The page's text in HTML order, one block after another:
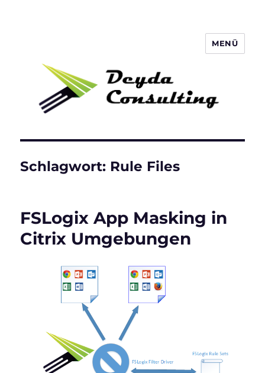
MENÜ
Schlagwort: Rule Files
FSLogix App Masking in
Citrix Umgebungen